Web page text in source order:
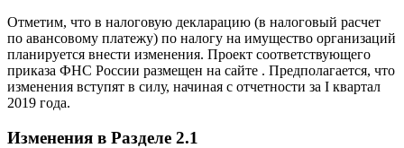
Отметим, что в налоговую декларацию (в налоговый расчет
по авансовому платежу) по налогу на имущество организаций
планируется внести изменения. Проект соответствующего
приказа ФНС России размещен на сайте . Предполагается, что
изменения вступят в силу, начиная с отчетности за I квартал
2019 года.
Изменения в Разделе 2.1